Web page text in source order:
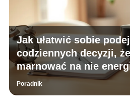
Jak ułatwić sobie
codziennych decyzji,
marnować na nie
Poradnik